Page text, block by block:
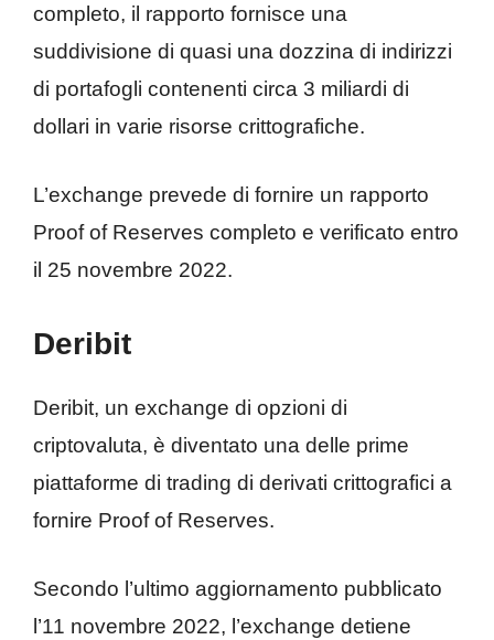
completo, il rapporto fornisce una
suddivisione di quasi una dozzina di indirizzi
di portafogli contenenti circa 3 miliardi di
dollari in varie risorse crittografiche.
L’exchange prevede di fornire un rapporto
Proof of Reserves completo e verificato entro
il 25 novembre 2022.
Deribit
Deribit, un exchange di opzioni di
criptovaluta, è diventato una delle prime
piattaforme di trading di derivati ​​crittografici a
fornire Proof of Reserves.
Secondo l’ultimo aggiornamento pubblicato
l’11 novembre 2022, l’exchange detiene